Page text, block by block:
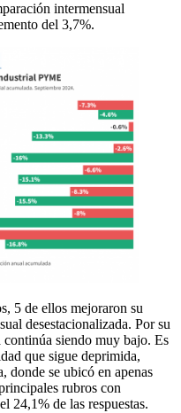
intermensual
del 3,7%.
5 de ellos mejoraron su
desestacionalizada. Por su
continúa siendo muy bajo. Es
que sigue deprimida,
donde se ubicó en apenas
rubros con
24,1% de las respuestas.